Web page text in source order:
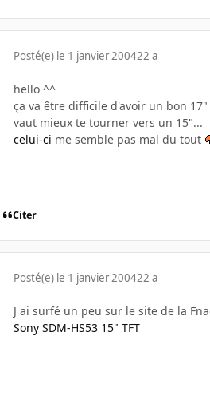
Posté(e) le 1 janvier 200422 a
hello ^^
ça va être difficile d'avoir un bon
vaut mieux te tourner vers un 15"...
celui-ci me semble pas mal du tout
Citer
Posté(e) le 1 janvier 200422 a
J ai surfé un peu sur le site de la
Sony SDM-HS53 15" TFT